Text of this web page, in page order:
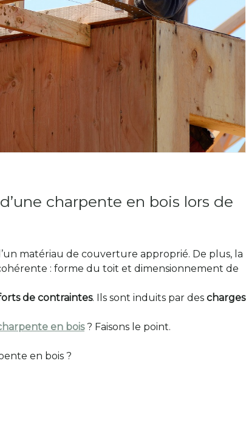
charpente en bois lors de
matériau de couverture approprié. De plus, la
: forme du toit et dimensionnement de
de contraintes. Ils sont induits par des charges
en bois? Faisons le point.
en bois ?